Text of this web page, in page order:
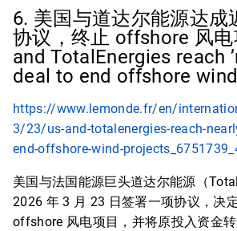
6. 美国与道达尔能源达成
协议，终止 offshore 风电
and TotalEnergies reach
deal to end offshore
https://www.lemonde.fr/en/
3/23/us-and-totalenergies-reach-
end-offshore-wind-
美国与法国能源巨头道达尔能源（
2026 年 3 月 23 日签署一项协议，决
offshore 风电项目，并将原投入资金转